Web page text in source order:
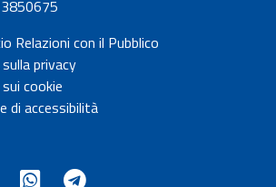
Relazioni con il Pubblico
privacy
cookie
di accessibilità